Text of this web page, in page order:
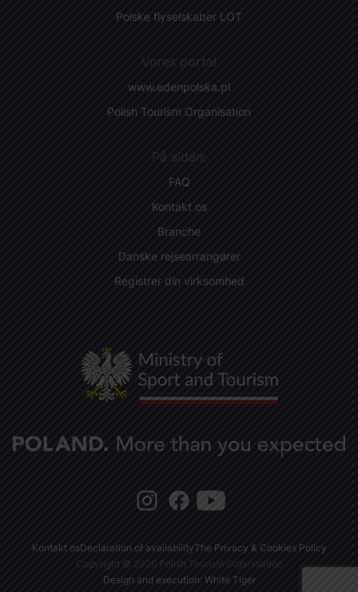
Polske flyselskaber LOT
Vores portal
www.edenpolska.pl
Polish Tourism Organisation
På sidan:
FAQ
Kontakt os
Branche
Danske rejsearrangører
Registrer din virksomhed
Kontakt osDeclaration of availabilityThe Privacy & Cookies Policy
Copyright © 2026 Polish Tourism Organisation
Design and execution: White Tiger